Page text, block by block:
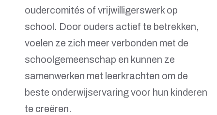
oudercomités of vrijwilligerswerk op
school. Door ouders actief te betrekken,
voelen ze zich meer verbonden met de
schoolgemeenschap en kunnen ze
samenwerken met leerkrachten om de
beste onderwijservaring voor hun kinderen
te creëren.